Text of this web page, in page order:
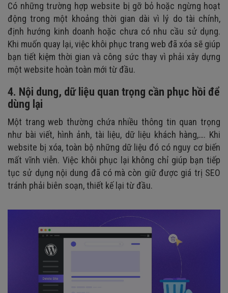
Có những trường hợp website bị gỡ bỏ hoặc ngừng hoạt
động trong một khoảng thời gian dài vì lý do tài chính,
định hướng kinh doanh hoặc chưa có nhu cầu sử dụng.
Khi muốn quay lại, việc khôi phục trang web đã xóa sẽ giúp
bạn tiết kiệm thời gian và công sức thay vì phải xây dựng
một website hoàn toàn mới từ đầu.
4. Nội dung, dữ liệu quan trọng cần phục hồi để
dùng lại
Một trang web thường chứa nhiều thông tin quan trọng
như bài viết, hình ảnh, tài liệu, dữ liệu khách hàng,…. Khi
website bị xóa, toàn bộ những dữ liệu đó có nguy cơ biến
mất vĩnh viễn. Việc khôi phục lại không chỉ giúp bạn tiếp
tục sử dụng nội dung đã có mà còn giữ được giá trị SEO
tránh phải biên soạn, thiết kế lại từ đầu.